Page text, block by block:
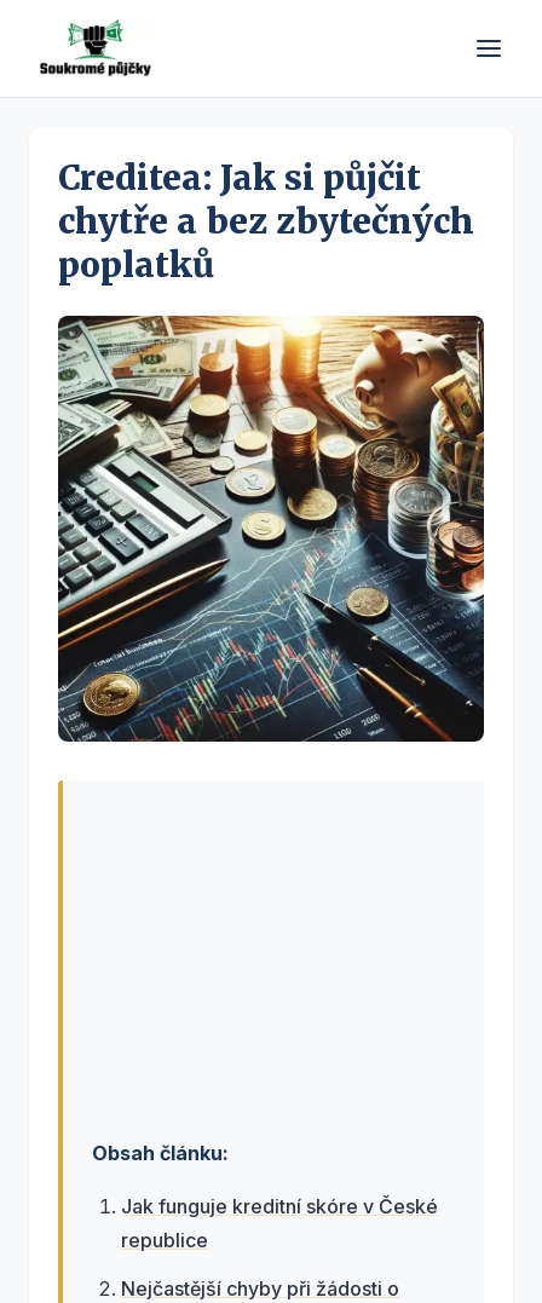
Creditea: Jak si půjčit
chytře a bez zbytečných
poplatků
Obsah článku:
Jak funguje kreditní skóre v České
republice
Nejčastější chyby při žádosti o